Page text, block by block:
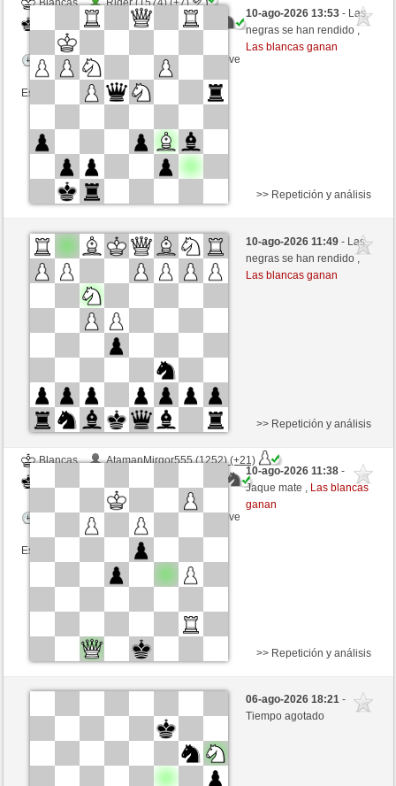
Blancas
Rider (1574) (+7)
ciuciaciucia (1340) (-7)
Tiempo: 5 minutes/side + 0 seconds/move
Esta partida es por puntos
10-ago-2026 13:53- Las
negras se han rendido ,
Las blancas ganan
Blancas
2metro (1522) (+9)
Negras
ciuciaciucia (1349) (-9)
Tiempo: 5 minutes/side + 0 seconds/move
Esta partida es por puntos
>> Repetición y análisis
10-ago-2026 11:49- Las
negras se han rendido ,
Las blancas ganan
Blancas
AtamanMirgor555 (1252) (+21)
Tiempo: 5 minutes/side + 0 seconds/move
Esta partida es por puntos
>> Repetición y análisis
10-ago-2026 11:38-
Jaque mate , Las blancas
ganan
Blancas
Arnito (1333) (+19)
Tiempo: 5 minutes/side + 0 seconds/move
>> Repetición y análisis
06-ago-2026 18:21-
Tiempo agotado